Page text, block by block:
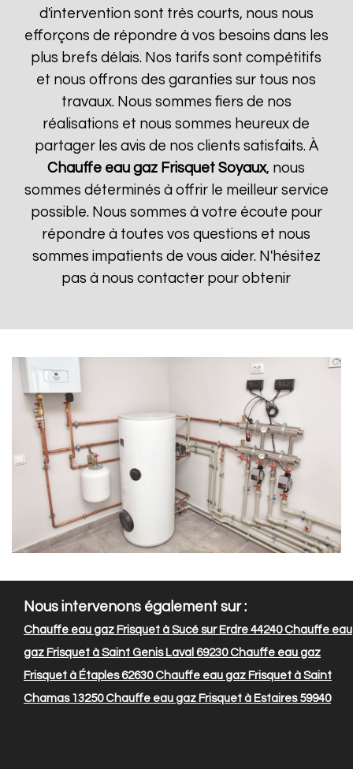
d'intervention sont très courts, nous nous
efforçons de répondre à vos besoins dans les
plus brefs délais. Nos tarifs sont compétitifs
et nous offrons des garanties sur tous nos
travaux. Nous sommes fiers de nos
réalisations et nous sommes heureux de
partager les avis de nos clients satisfaits. À
Chauffe eau gaz Frisquet Soyaux, nous
sommes déterminés à offrir le meilleur service
possible. Nous sommes à votre écoute pour
répondre à toutes vos questions et nous
sommes impatients de vous aider. N'hésitez
pas à nous contacter pour obtenir
Nous intervenons également sur :
Chauffe eau gaz Frisquet à Sucé sur Erdre 44240Chauffe eau
gaz Frisquet à Saint Genis Laval 69230Chauffe eau gaz
Frisquet à Étaples 62630Chauffe eau gaz Frisquet à Saint
Chamas 13250Chauffe eau gaz Frisquet à Estaires 59940